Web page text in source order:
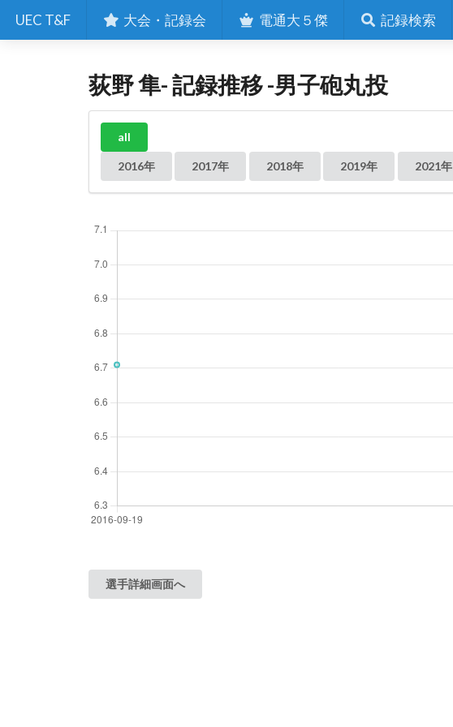
UEC T&F 大会・記録会 電通大５傑 記録検索
荻野 隼- 記録推移 -男子砲丸投
all
2016年 2017年 2018年 2019年 2021年
選手詳細画面へ